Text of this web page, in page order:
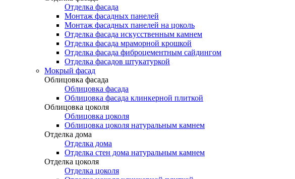
Отделка фасада
Монтаж фасадных панелей
Монтаж фасадных панелей на цоколь
Отделка фасада искусственным камнем
Отделка фасада мраморной крошкой
Отделка фасада фиброцементным сайдингом
Отделка фасадов штукатуркой
Мокрый фасад
Облицовка фасада
Облицовка фасада
Облицовка фасада клинкерной плиткой
Облицовка цоколя
Облицовка цоколя
Облицовка цоколя натуральным камнем
Отделка дома
Отделка дома
Отделка стен дома натуральным камнем
Отделка цоколя
Отделка цоколя